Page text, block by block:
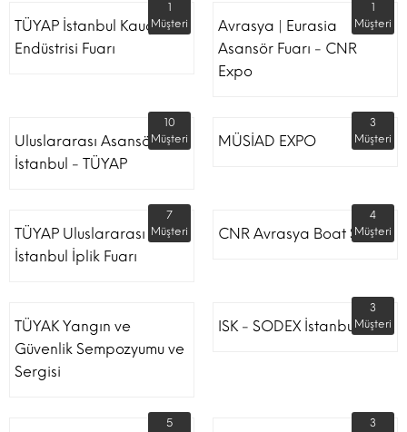
TÜYAP İstanbul Kauçuk
Endüstrisi Fuarı
1
Müşteri
Avrasya | Eurasia
Asansör Fuarı - CNR
Expo
1
Müşteri
Uluslararası Asansör
İstanbul - TÜYAP
10
Müşteri
MÜSİAD EXPO
3
Müşteri
TÜYAP Uluslararası
İstanbul İplik Fuarı
7
Müşteri
CNR Avrasya Boat Show
4
Müşteri
TÜYAK Yangın ve
Güvenlik Sempozyumu ve
Sergisi
ISK - SODEX İstanbul
3
Müşteri
5
3